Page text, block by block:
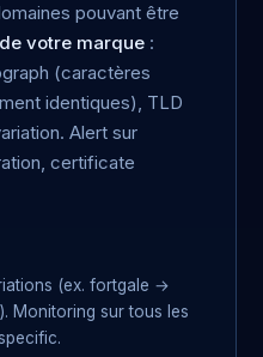
pouvant être
votre marque :
(caractères
identiques), TLD
Alert sur
certificate
(ex. fortgale →
Monitoring sur tous les